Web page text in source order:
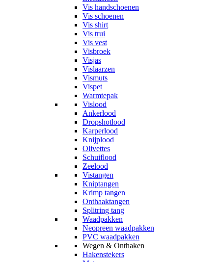
Vis handschoenen
Vis schoenen
Vis shirt
Vis trui
Vis vest
Visbroek
Visjas
Vislaarzen
Vismuts
Vispet
Warmtepak
Vislood
Ankerlood
Dropshotlood
Karperlood
Knijplood
Olivettes
Schuiflood
Zeelood
Vistangen
Kniptangen
Krimp tangen
Onthaaktangen
Splitring tang
Waadpakken
Neopreen waadpakken
PVC waadpakken
Wegen & Onthaken
Hakenstekers